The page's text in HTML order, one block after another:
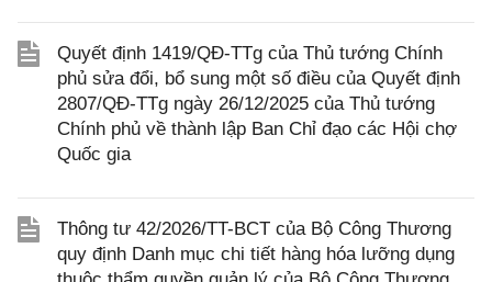
Quyết định 1419/QĐ-TTg của Thủ tướng Chính
phủ sửa đổi, bổ sung một số điều của Quyết định
2807/QĐ-TTg ngày 26/12/2025 của Thủ tướng
Chính phủ về thành lập Ban Chỉ đạo các Hội chợ
Quốc gia
Thông tư 42/2026/TT-BCT của Bộ Công Thương
quy định Danh mục chi tiết hàng hóa lưỡng dụng